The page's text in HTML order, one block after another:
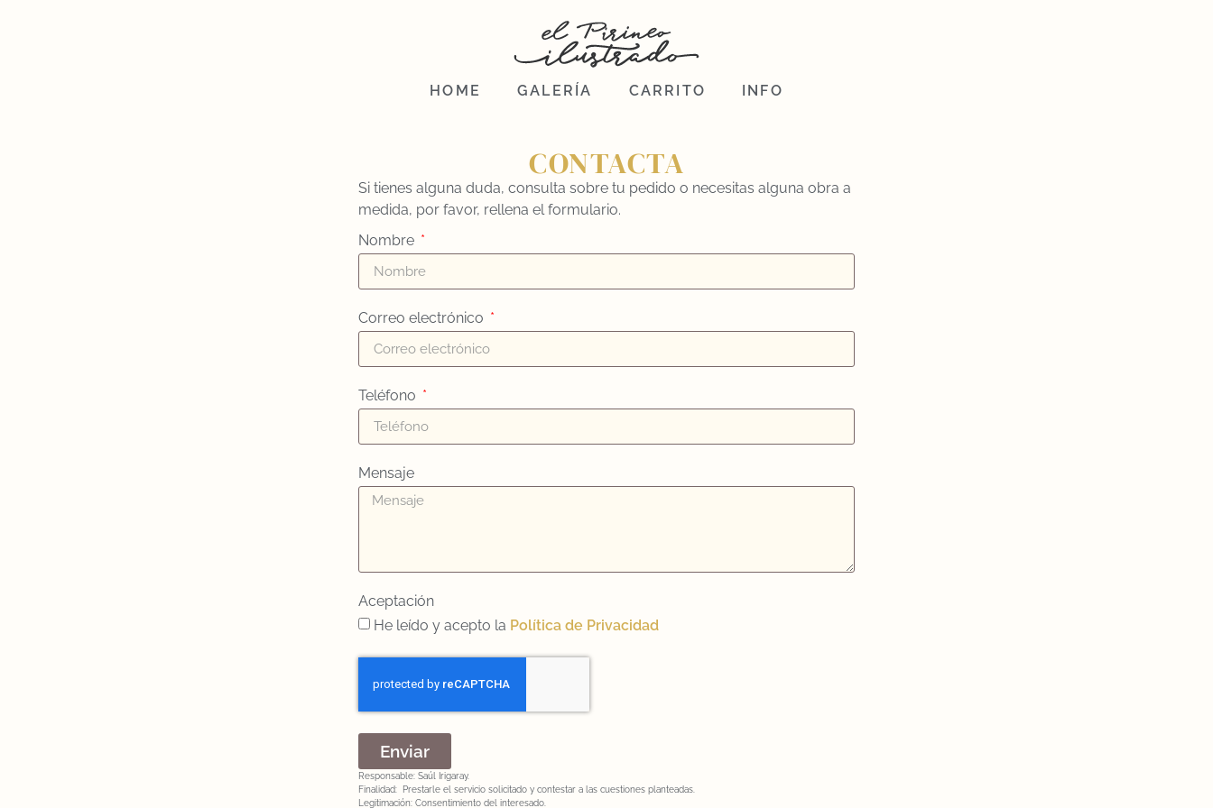
HOME GALERÍA CARRITO INFO
CONTACTA
Si tienes alguna duda, consulta sobre tu pedido o necesitas alguna obra a
medida, por favor, rellena el formulario.
Nombre
Correo electrónico
Teléfono
Mensaje
Aceptación
He leído y acepto la Política de Privacidad
Enviar
Responsable: Saúl Irigaray.
Finalidad: Prestarle el servicio solicitado y contestar a las cuestiones planteadas.
Legitimación: Consentimiento del interesado.